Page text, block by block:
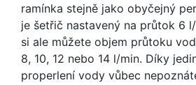
ramínka stejně jako obyčejný
je šetřič nastavený na průtok 6
si ale můžete objem průtoku
8, 10, 12 nebo 14 l/min. Díky
properlení vody vůbec